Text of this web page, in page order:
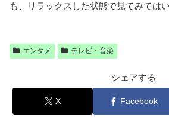
も、リラックスした状態で見てみては
エンタメ テレビ・音楽
シェアする
X Facebook